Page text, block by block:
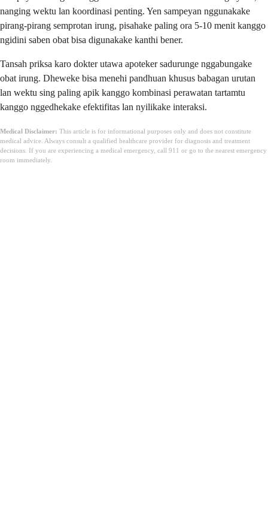
nanging wektu lan koordinasi penting. Yen sampeyan nggunakake
pirang-pirang semprotan irung, pisahake paling ora 5-10 menit kanggo
ngidini saben obat bisa digunakake kanthi bener.
Tansah priksa karo dokter utawa apoteker sadurunge nggabungake
obat irung. Dheweke bisa menehi pandhuan khusus babagan urutan
lan wektu sing paling apik kanggo kombinasi perawatan tartamtu
kanggo nggedhekake efektifitas lan nyilikake interaksi.
Medical Disclaimer: This article is for informational purposes only and does not constitute
medical advice. Always consult a qualified healthcare provider for diagnosis and treatment
decisions. If you are experiencing a medical emergency, call 911 or go to the nearest emergency
room immediately.